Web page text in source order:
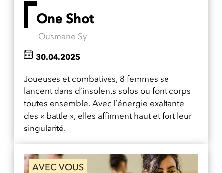
One Shot
Ousmane Sy
Joueuses et combatives, 8 femmes se
lancent dans d’insolents solos ou font corps
toutes ensemble. Avec l’énergie exaltante
des « battle », elles affirment haut et fort leur
singularité.
30.04.2025
AVEC VOUS